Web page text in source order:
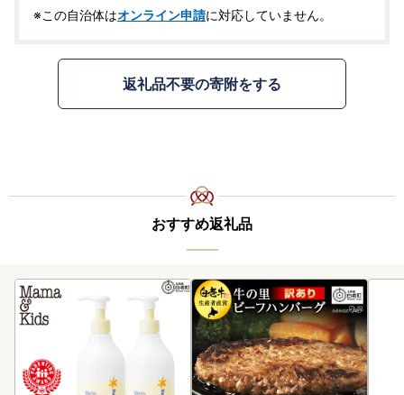
※この自治体はオンライン申請に対応していません。
返礼品不要の寄附をする
おすすめ返礼品